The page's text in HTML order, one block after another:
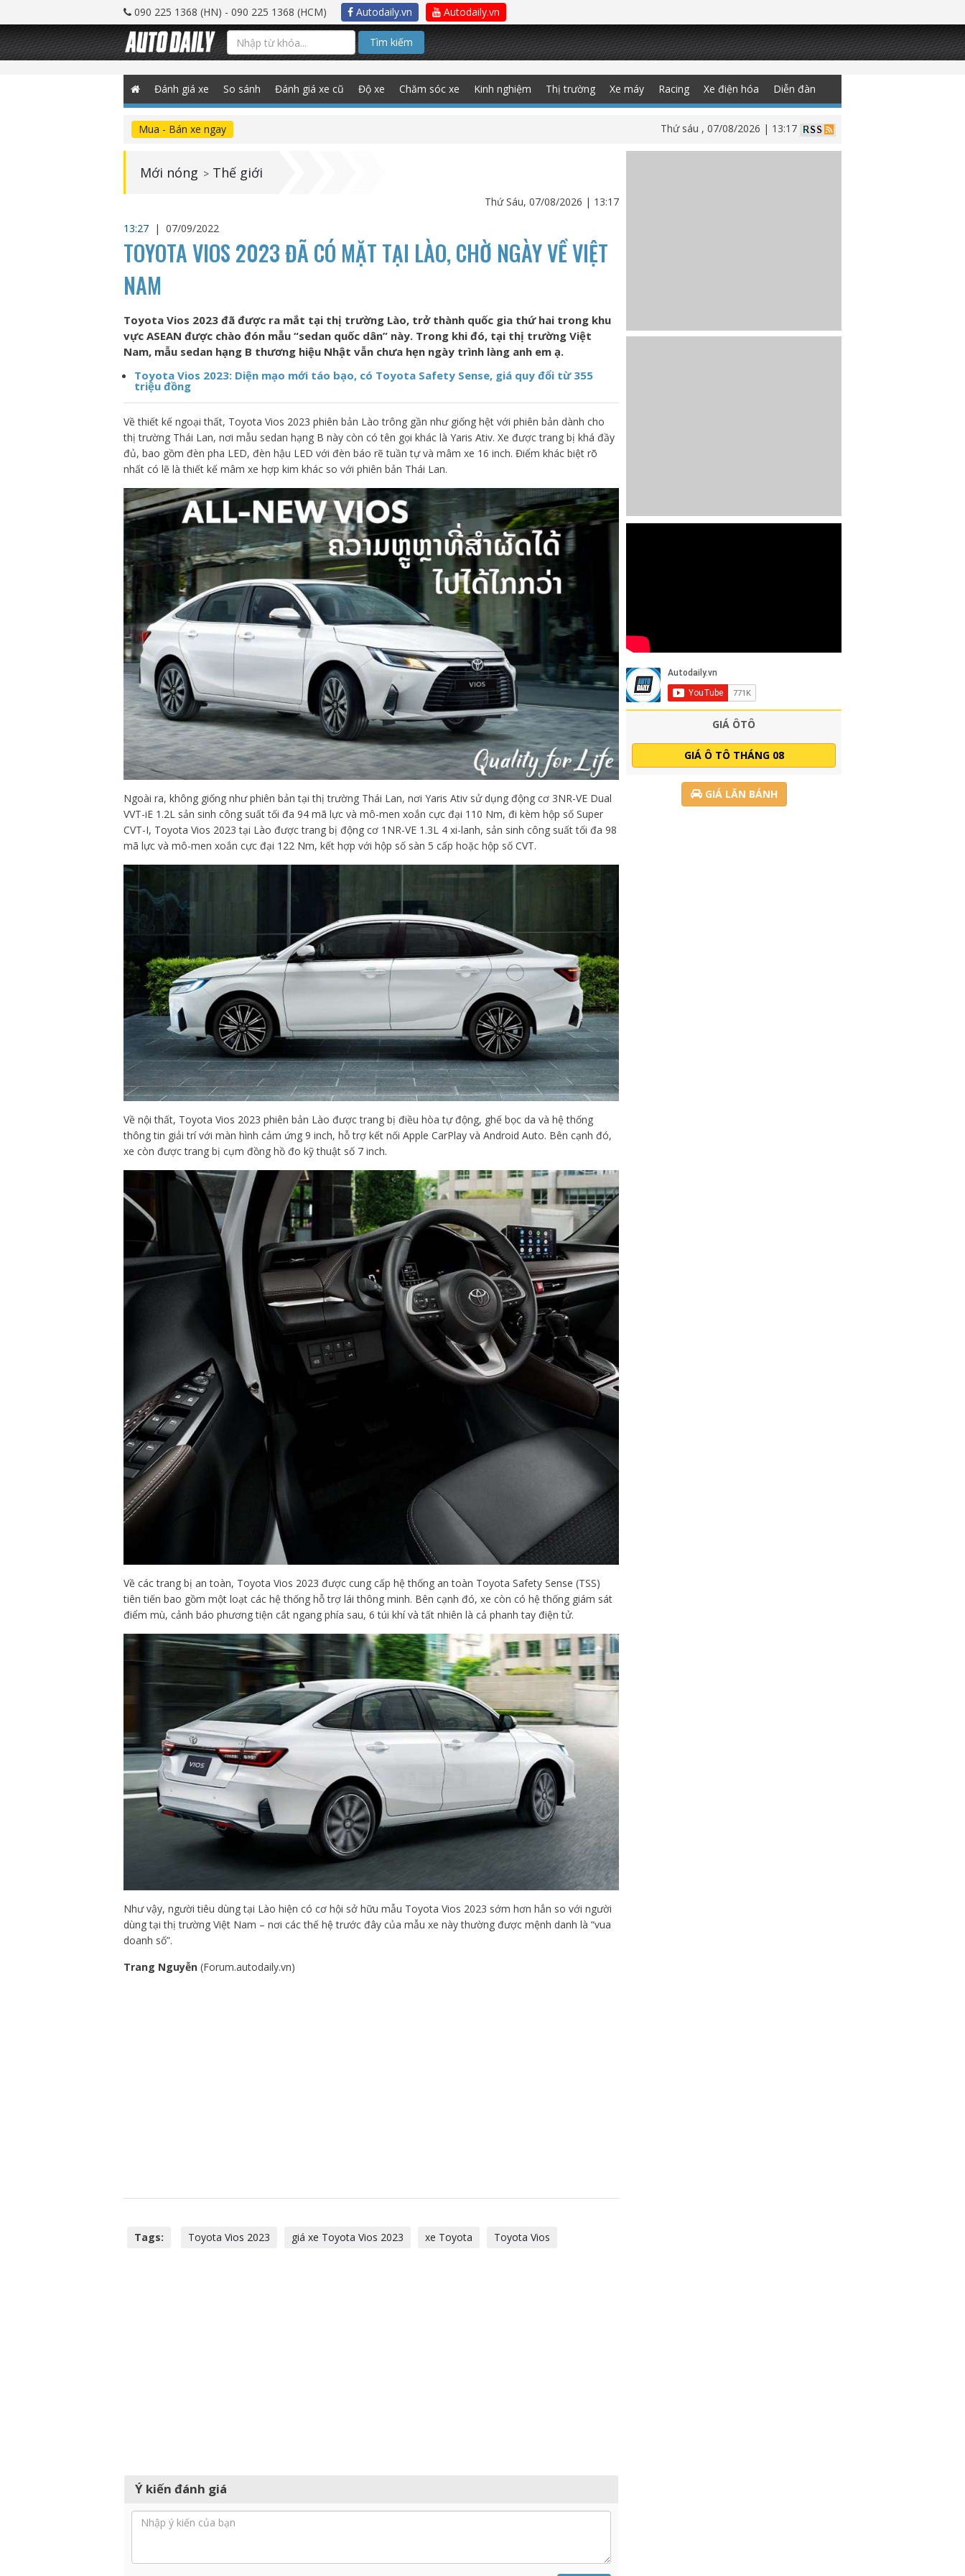
090 225 1368 (HN) - 090 225 1368 (HCM) Autodaily.vn Autodaily.vn
Tìm kiếm
Đánh giá xe So sánh Đánh giá xe cũ Độ xe Chăm sóc xe Kinh nghiệm Thị trường Xe máy Racing Xe điện hóa Diễn đàn
Mua - Bán xe ngay Thứ sáu , 07/08/2026 | 13:17
Mới nóng > Thế giới
Thứ Sáu, 07/08/2026 | 13:17
13:27 | 07/09/2022
TOYOTA VIOS 2023 ĐÃ CÓ MẶT TẠI LÀO, CHỜ NGÀY VỀ VIỆT
NAM
Toyota Vios 2023 đã được ra mắt tại thị trường Lào, trở thành quốc gia thứ hai trong khu
vực ASEAN được chào đón mẫu “sedan quốc dân” này. Trong khi đó, tại thị trường Việt
Nam, mẫu sedan hạng B thương hiệu Nhật vẫn chưa hẹn ngày trình làng anh em ạ.
Toyota Vios 2023: Diện mạo mới táo bạo, có Toyota Safety Sense, giá quy đổi từ 355
triệu đồng
Về thiết kế ngoại thất, Toyota Vios 2023 phiên bản Lào trông gần như giống hệt với phiên bản dành cho
thị trường Thái Lan, nơi mẫu sedan hạng B này còn có tên gọi khác là Yaris Ativ. Xe được trang bị khá đầy
đủ, bao gồm đèn pha LED, đèn hậu LED với đèn báo rẽ tuần tự và mâm xe 16 inch. Điểm khác biệt rõ
nhất có lẽ là thiết kế mâm xe hợp kim khác so với phiên bản Thái Lan.
Ngoài ra, không giống như phiên bản tại thị trường Thái Lan, nơi Yaris Ativ sử dụng động cơ 3NR-VE Dual
VVT-iE 1.2L sản sinh công suất tối đa 94 mã lực và mô-men xoắn cực đại 110 Nm, đi kèm hộp số Super
CVT-I, Toyota Vios 2023 tại Lào được trang bị động cơ 1NR-VE 1.3L 4 xi-lanh, sản sinh công suất tối đa 98
mã lực và mô-men xoắn cực đại 122 Nm, kết hợp với hộp số sàn 5 cấp hoặc hộp số CVT.
Về nội thất, Toyota Vios 2023 phiên bản Lào được trang bị điều hòa tự động, ghế bọc da và hệ thống
thông tin giải trí với màn hình cảm ứng 9 inch, hỗ trợ kết nối Apple CarPlay và Android Auto. Bên cạnh đó,
xe còn được trang bị cụm đồng hồ đo kỹ thuật số 7 inch.
Về các trang bị an toàn, Toyota Vios 2023 được cung cấp hệ thống an toàn Toyota Safety Sense (TSS)
tiên tiến bao gồm một loạt các hệ thống hỗ trợ lái thông minh. Bên cạnh đó, xe còn có hệ thống giám sát
điểm mù, cảnh báo phương tiện cắt ngang phía sau, 6 túi khí và tất nhiên là cả phanh tay điện tử.
Như vậy, người tiêu dùng tại Lào hiện có cơ hội sở hữu mẫu Toyota Vios 2023 sớm hơn hẳn so với người
dùng tại thị trường Việt Nam – nơi các thế hệ trước đây của mẫu xe này thường được mệnh danh là “vua
doanh số”.
Trang Nguyễn (Forum.autodaily.vn)
Tags: Toyota Vios 2023 giá xe Toyota Vios 2023 xe Toyota Toyota Vios
Ý kiến đánh giá
GIÁ ÔTÔ
GIÁ Ô TÔ THÁNG 08
GIÁ LĂN BÁNH